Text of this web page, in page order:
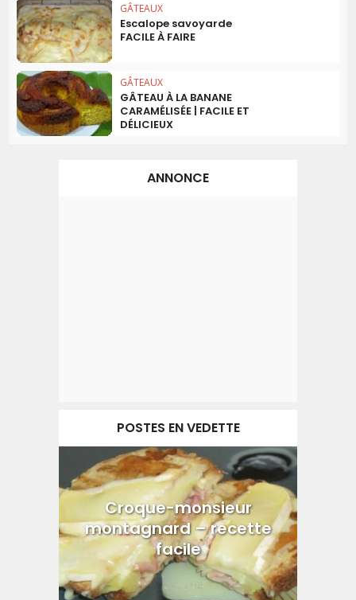
GÂTEAUX
Escalope savoyarde
FACILE À FAIRE
GÂTEAUX
GÂTEAU À LA BANANE
CARAMÉLISÉE | FACILE ET
DÉLICIEUX
ANNONCE
POSTES EN VEDETTE
Croque-monsieur
montagnard – recette
facile